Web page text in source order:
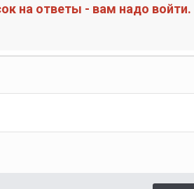
на ответы - вам надо войти.